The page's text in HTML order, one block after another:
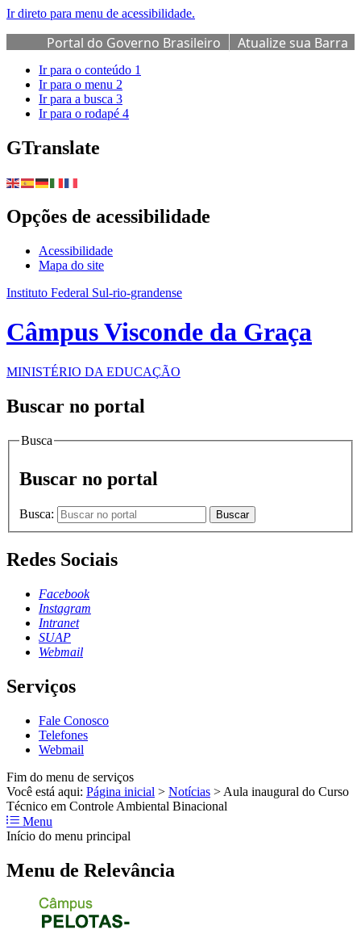
Ir direto para menu de acessibilidade.
Portal do Governo Brasileiro
Atualize sua Barra
de Governo
Ir para o conteúdo 1
Ir para o menu 2
Ir para a busca 3
Ir para o rodapé 4
GTranslate
Opções de acessibilidade
Acessibilidade
Mapa do site
Instituto Federal Sul-rio-grandense
Câmpus Visconde da Graça
MINISTÉRIO DA EDUCAÇÃO
Buscar no portal
Busca
Buscar no portal
Busca: Buscar
Redes Sociais
Facebook
Instagram
Intranet
SUAP
Webmail
Serviços
Fale Conosco
Telefones
Webmail
Fim do menu de serviços
Você está aqui: Página inicial > Notícias > Aula inaugural do Curso
Técnico em Controle Ambiental Binacional
Menu
Início do menu principal
Menu de Relevância